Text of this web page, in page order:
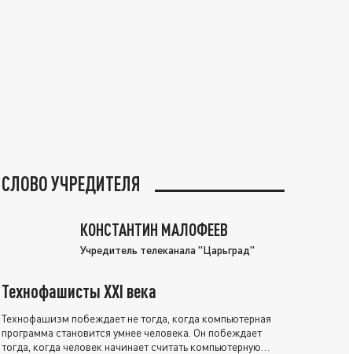
СЛОВО УЧРЕДИТЕЛЯ
КОНСТАНТИН МАЛОФЕЕВ
Учредитель телеканала "Царьград"
Технофашисты XXI века
Технофашизм побеждает не тогда, когда компьютерная
программа становится умнее человека. Он побеждает
тогда, когда человек начинает считать компьютерную